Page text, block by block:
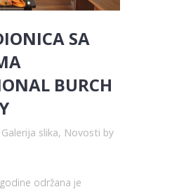
SA
BURCH
Galerija slika, Novosti by
održana je